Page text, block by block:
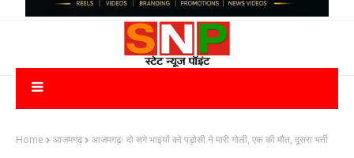
Home आजमगढ़ आजमगढ़ः दो सगे भाइयों को पड़ोसी ने मारी गोली, एक की मौत, दूसरा भर्ती